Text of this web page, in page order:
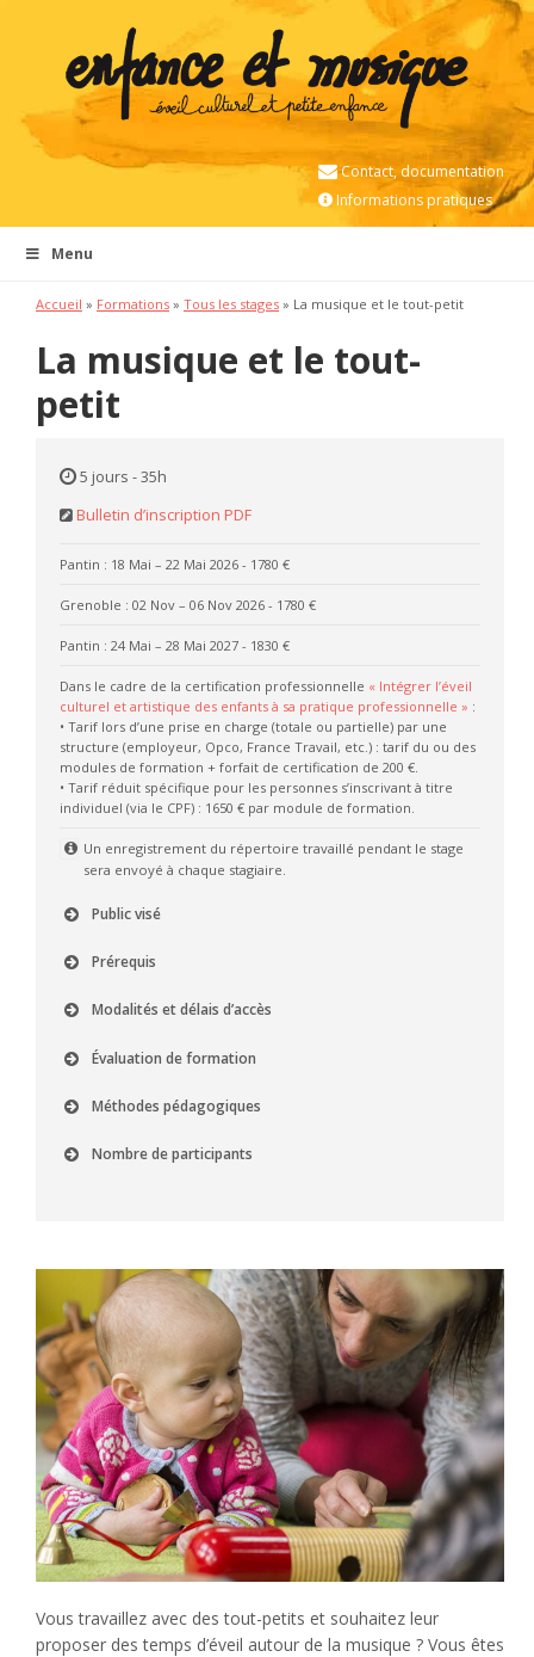
Contact, documentation
Informations pratiques
Menu
Accueil » Formations » Tous les stages » La musique et le tout-petit
La musique et le tout-
petit
5 jours - 35h
Bulletin d’inscription PDF
Pantin : 18 Mai – 22 Mai 2026 - 1780 €
Grenoble : 02 Nov – 06 Nov 2026 - 1780 €
Pantin : 24 Mai – 28 Mai 2027 - 1830 €
Dans le cadre de la certification professionnelle « Intégrer l’éveil
culturel et artistique des enfants à sa pratique professionnelle » :
• Tarif lors d’une prise en charge (totale ou partielle) par une
structure (employeur, Opco, France Travail, etc.) : tarif du ou des
modules de formation + forfait de certification de 200 €.
• Tarif réduit spécifique pour les personnes s’inscrivant à titre
individuel (via le CPF) : 1650 € par module de formation.
Un enregistrement du répertoire travaillé pendant le stage
sera envoyé à chaque stagiaire.
Public visé
Prérequis
Modalités et délais d’accès
Évaluation de formation
Méthodes pédagogiques
Nombre de participants
Vous travaillez avec des tout-petits et souhaitez leur
proposer des temps d’éveil autour de la musique ? Vous êtes